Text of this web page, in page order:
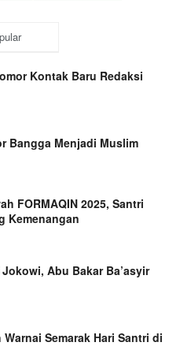
Kontak Baru Redaksi
Bangga Menjadi Muslim
FORMAQIN 2025, Santri
Kemenangan
Abu Bakar Ba’asyir
Semarak Hari Santri di